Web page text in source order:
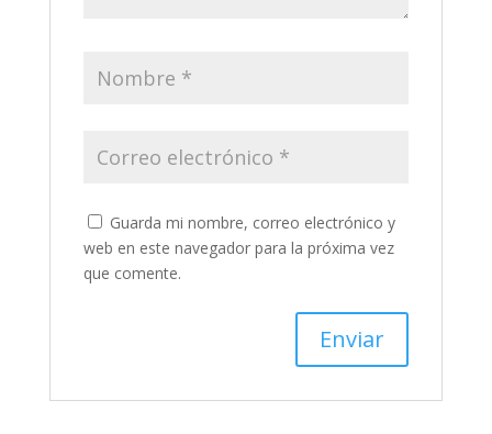
Guarda mi nombre, correo electrónico y
web en este navegador para la próxima vez
que comente.